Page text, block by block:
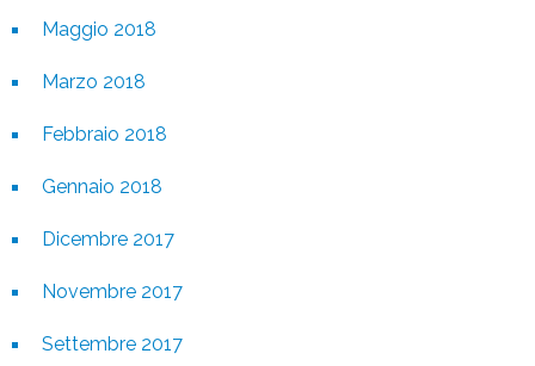
Maggio 2018
Marzo 2018
Febbraio 2018
Gennaio 2018
Dicembre 2017
Novembre 2017
Settembre 2017